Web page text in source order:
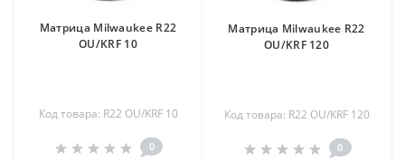
Матрица Milwaukee R22
OU/KRF 10
Код товара: R22 OU/KRF 10
0
Матрица Milwaukee R22
OU/KRF 120
Код товара: R22 OU/KRF 120
0